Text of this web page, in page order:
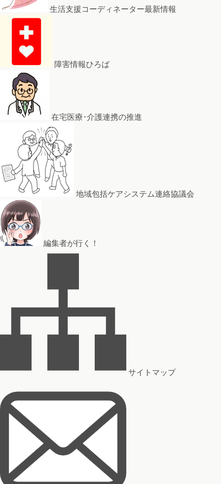
生活支援コーディネーター最新情報
障害情報ひろば
在宅医療･介護連携の推進
地域包括ケアシステム連絡協議会
編集者が行く！
サイトマップ